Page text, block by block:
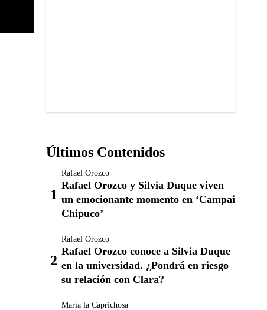
Últimos Contenidos
Rafael Orozco
Rafael Orozco y Silvia Duque viven
un emocionante momento en ‘Campai
Chipuco’
Rafael Orozco
Rafael Orozco conoce a Silvia Duque
en la universidad. ¿Pondrá en riesgo
su relación con Clara?
María la Caprichosa